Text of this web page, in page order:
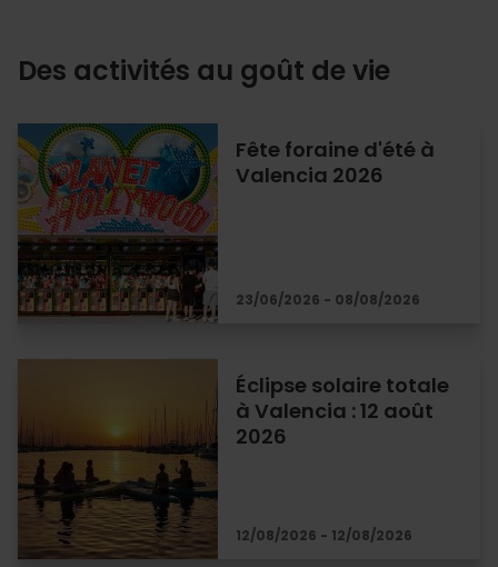
Des activités au goût de vie
Fête foraine d'été à
Valencia 2026
23/06/2026 - 08/08/2026
Éclipse solaire totale
à Valencia : 12 août
2026
12/08/2026 - 12/08/2026